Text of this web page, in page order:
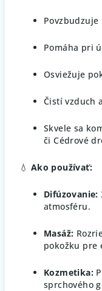
Pomáha pri
Osviežuje
Čistí vzduch
Skvele sa
či Cédrové
💧 Ako používať:
Difúzovanie:
atmosféru.
Masáž:
pokožku pre
Kozmetika:
sprchového